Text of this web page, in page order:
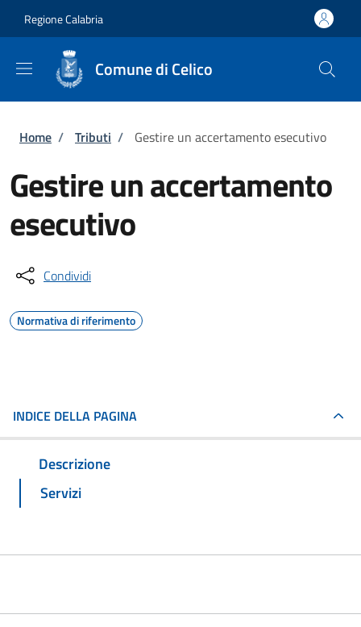
Regione Calabria
Comune di Celico
Briciole di pane
Home / Tributi / Gestire un accertamento esecutivo
Gestire un accertamento
esecutivo
Condividi
Normativa di riferimento
INDICE DELLA PAGINA
Descrizione
Servizi